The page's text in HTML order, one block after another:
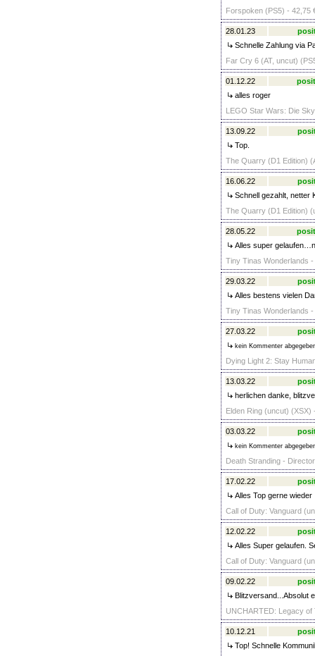
Forspoken (PS5) - 42,75
28.01.23
Schnelle Zahlung via
Far Cry 6 (AT, uncut)
01.12.22
alles roger
LEGO Star Wars: Die
13.09.22
Top.
The Quarry (D1 Edition)
16.06.22
Schnell gezahlt, netter
The Quarry (D1 Edition)
28.05.22
Alles super
Tiny Tinas Wonderlands
29.03.22
Alles bestens vielen
Tiny Tinas Wonderlands
27.03.22
kein Kommenter
Dying Light 2: Stay
13.03.22
herlichen danke,
Elden Ring (uncut) (XSX)
03.03.22
kein Kommenter
Death Stranding -
17.02.22
Alles Top gerne wieder
Call of Duty: Vanguard
12.02.22
Alles Super gelaufen.
Call of Duty: Vanguard
09.02.22
Blitzversand...Absolut
UNCHARTED: Legacy
10.12.21
Top! Schnelle